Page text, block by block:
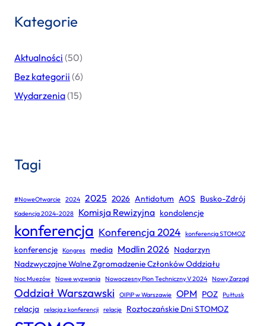
Kategorie
Aktualności (50)
Bez kategorii (6)
Wydarzenia(15)
Tagi
#NoweOtwarcie 2024 2025 2026 Antidotum AOS Busko-Zdrój
Kadencja 2024-2028 Komisja Rewizyjna kondolencje
konferencja Konferencja 2024 konferencja STOMOZ
konferencje Kongres media Modlin 2026 Nadarzyn
Nadzwyczajne Walne Zgromadzenie Członków Oddziału
Noc Muezów Nowe wyzwania Nowoczesny Pion Techniczny V 2024 Nowy Zarząd
Oddział Warszawski OIPiP w Warszawie OPM POZ Pułtusk
relacja relacja z konferencji relacje Roztoczańskie Dni STOMOZ